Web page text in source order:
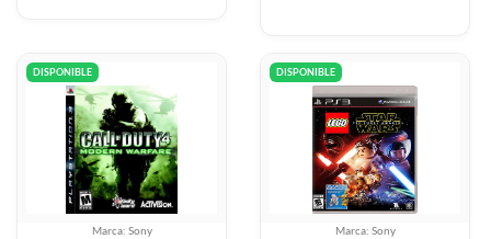
DISPONIBLE
Marca: Sony
DISPONIBLE
Marca: Sony